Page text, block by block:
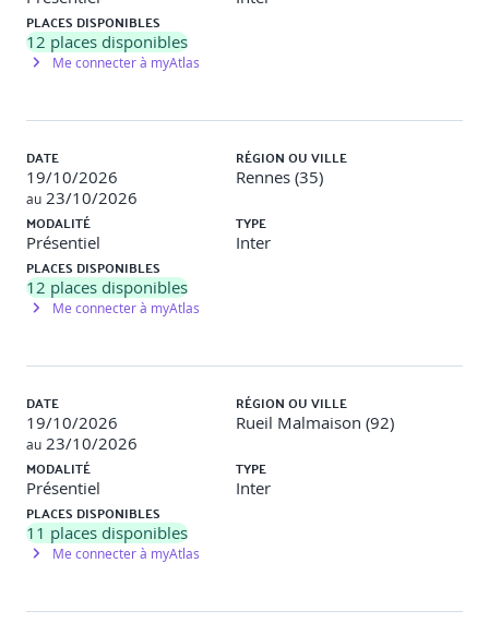
Module 4 – Compréhension du SMSI
Gestion du risque et sélection des mesures de
JOUR 2 : Lancement et planification du SMSI
Module 5 – Définition du périmètre et du contexte
Définir les frontières du SMSI, identifier les
obligations légales et contractuelles
Élaboration de la politique de sécurité, gouvernance
et communication interne
Module 7 – Gestion des risques
Identification, évaluation et traitement des risques
selon ISO 27005
Module 8 – Déclaration d'applicabilité (SoA)
Sélection et justification des contrôles issus de
PLACES DISPONIBLES
12 places disponibles
Me connecter à myAtlas
DATE
19/10/2026
au 23/10/2026
RÉGION OU VILLE
Rennes (35)
MODALITÉ
Présentiel
TYPE
Inter
PLACES DISPONIBLES
12 places disponibles
Me connecter à myAtlas
DATE
19/10/2026
au 23/10/2026
RÉGION OU VILLE
Rueil Malmaison (92)
MODALITÉ
Présentiel
TYPE
Inter
PLACES DISPONIBLES
11 places disponibles
Me connecter à myAtlas